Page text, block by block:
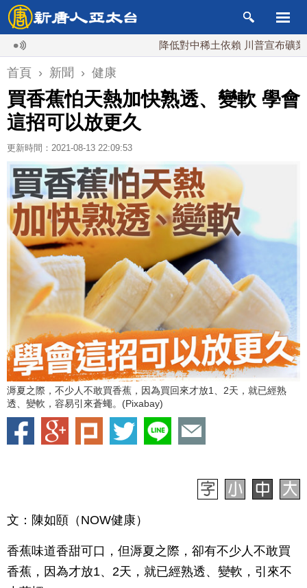
降低對中稀土依賴 川普宣布礦業投資20
首頁 › 新聞 › 健康
買香蕉怕天熱加快熟透、變軟 學會
這招可以放更久
更新時間：2021-08-13 22:09:53
溽夏之際，不少人不敢買香蕉，因為買回來才放1、2天，就已經熟
透、變軟，容易引來蒼蠅。(Pixabay)
文：陳如頤（NOW健康）
香蕉味道香甜可口，但溽夏之際，卻有不少人不敢買
香蕉，因為才放1、2天，就已經熟透、變軟，引來不